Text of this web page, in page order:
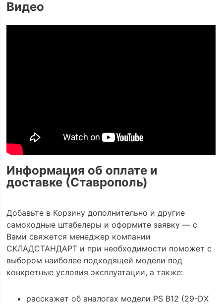
Видео
Информация об оплате и
доставке (Ставрополь)
Добавьте в Корзину дополнительно и другие
самоходные штабелеры и оформите заявку — с
Вами свяжется менеджер компании
СКЛАДСТАНДАРТ и при необходимости поможет с
выбором наиболее подходящей модели под
конкретные условия эксплуатации, а также:
расскажет об аналогах модели PS B12 (29-DX